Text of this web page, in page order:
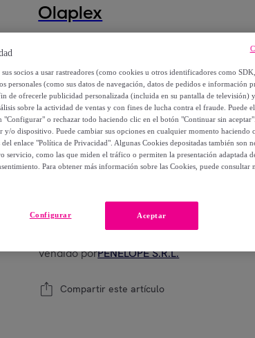
Olaplex
OLAPLEX Blonde Enhancer
27,40 €
32,00 €
-14 %
OLAPLEX Blonde Enhancer
1 Añadir a la cesta
Vendido porPENELOPE S.R.L.
Compartir este artículo
socios a usar rastreadores (como cookies u otros identificadores como
personales (como sus datos de navegación, datos de pedidos e información
de ofrecerle publicidad personalizada (incluida en su pantalla de televisión)
sobre la actividad de ventas y con fines de lucha contra el fraude. Puede
"Configurar" o rechazar todo haciendo clic en el botón "Continuar sin
y/o dispositivo. Puede cambiar sus opciones en cualquier momento haciendo
enlace "Política de Privacidad". Algunas Cookies depositadas también son
servicio, como las que miden el tráfico o permiten la presentación adaptada
Para obtener más información sobre las Cookies, puede consultar
Aceptar
Configurar